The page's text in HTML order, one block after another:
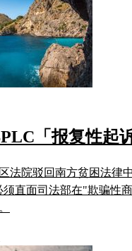
「报复性起
法院驳回南方贫困法律
直面司法部在"欺骗性